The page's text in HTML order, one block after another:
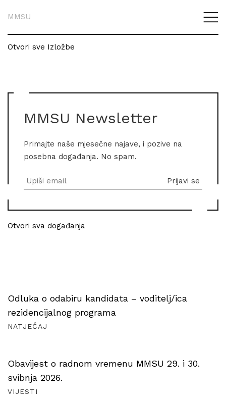
MMSU
Otvori sve Izložbe
MMSU Newsletter
Primajte naše mjesečne najave, i pozive na
posebna događanja. No spam.
Otvori sva događanja
Odluka o odabiru kandidata – voditelj/ica
rezidencijalnog programa
NATJEČAJ
Obavijest o radnom vremenu MMSU 29. i 30.
svibnja 2026.
VIJESTI